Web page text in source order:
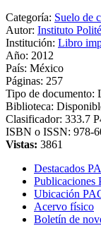
Categoría: Suelo de
Autor: Instituto
Institución: Libro
Año: 2012
País: México
Páginas: 257
Tipo de documento:
Biblioteca:
Clasificador: 333.7
ISBN o ISSN: 978-
Vistas: 3861
Destacados
Publicaciones
Ubicación
Acervo físico
Boletín de